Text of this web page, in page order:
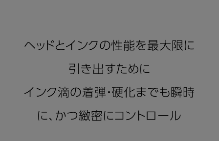
ヘッドとインクの性能を最大限に
引き出すために
インク滴の着弾・硬化までも瞬時
に、かつ緻密にコントロール